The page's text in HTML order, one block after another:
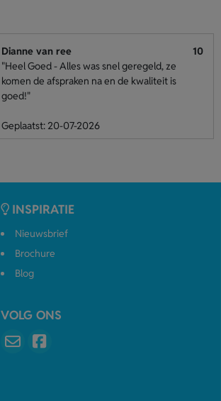
Dianne van ree
10
"Heel Goed - Alles was snel geregeld, ze
komen de afspraken na en de kwaliteit is
goed!"
Geplaatst: 20-07-2026
INSPIRATIE
Nieuwsbrief
Brochure
Blog
VOLG ONS